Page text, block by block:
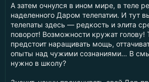
А затем очнулся в ином мире, в теле
наделенного Даром телепатии. И тут
телепаты здесь — редкость и элита
поворот! Возможности кружат голову!
предстоит наращивать мощь,
опыты над чужими сознаниями… В
нужно в школу?